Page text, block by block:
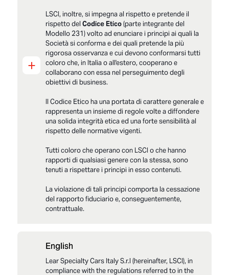
+
LSCI, inoltre, si impegna al rispetto e pretende il
rispetto delCodice Etico(parte integrante del
Modello 231) volto ad enunciare i principi ai quali la
Società si conforma e dei quali pretende la più
rigorosa osservanza e cui devono conformarsi tutti
coloro che, in Italia o all'estero, cooperano e
collaborano con essa nel perseguimento degli
obiettivi di business.
Il Codice Etico ha una portata di carattere generale e
rappresenta un insieme di regole volte a diffondere
una solida integrità etica ed una forte sensibilità al
rispetto delle normative vigenti.
Tutti coloro che operano con LSCI o che hanno
rapporti di qualsiasi genere con la stessa, sono
tenuti a rispettare i principi in esso contenuti.
La violazione di tali principi comporta la cessazione
del rapporto fiduciario e, conseguentemente,
contrattuale.
LSCI_Modello 231_Parte_Generale_Fv2025
LSCI_All1ParteGeneReati presFv2025
English
Lear Specialty Cars Italy S.r.l (hereinafter, LSCI), in
compliance with the regulations referred to in the